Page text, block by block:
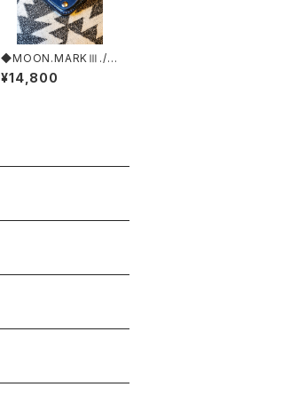
◆MOON.MARKⅢ./C
ordovan. Coin Cas
e.xxx.Navy.Blue.Edi
¥14,800